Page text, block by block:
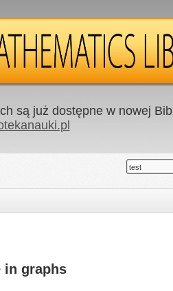
są już dostępne w nowej
test
in graphs